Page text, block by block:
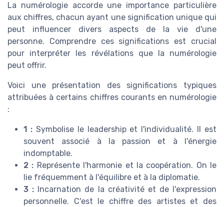
La numérologie accorde une importance particulière
aux chiffres, chacun ayant une signification unique qui
peut influencer divers aspects de la vie d'une
personne. Comprendre ces significations est crucial
pour interpréter les révélations que la numérologie
peut offrir.
Voici une présentation des significations typiques
attribuées à certains chiffres courants en numérologie
:
1 :Symbolise le leadership et l'individualité. Il est
souvent associé à la passion et à l'énergie
indomptable.
2 : Représente l'harmonie et la coopération. On le
lie fréquemment à l'équilibre et à la diplomatie.
3 : Incarnation de la créativité et de l'expression
personnelle. C'est le chiffre des artistes et des